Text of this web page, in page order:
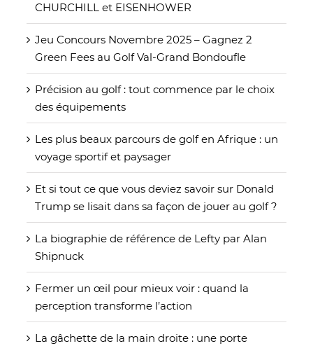
CHURCHILL et EISENHOWER
Jeu Concours Novembre 2025 – Gagnez 2
Green Fees au Golf Val-Grand Bondoufle
Précision au golf : tout commence par le choix
des équipements
Les plus beaux parcours de golf en Afrique : un
voyage sportif et paysager
Et si tout ce que vous deviez savoir sur Donald
Trump se lisait dans sa façon de jouer au golf ?
La biographie de référence de Lefty par Alan
Shipnuck
Fermer un œil pour mieux voir : quand la
perception transforme l’action
La gâchette de la main droite : une porte